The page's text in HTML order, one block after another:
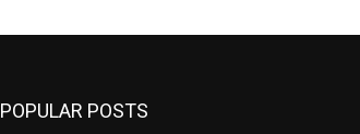
POPULAR POSTS